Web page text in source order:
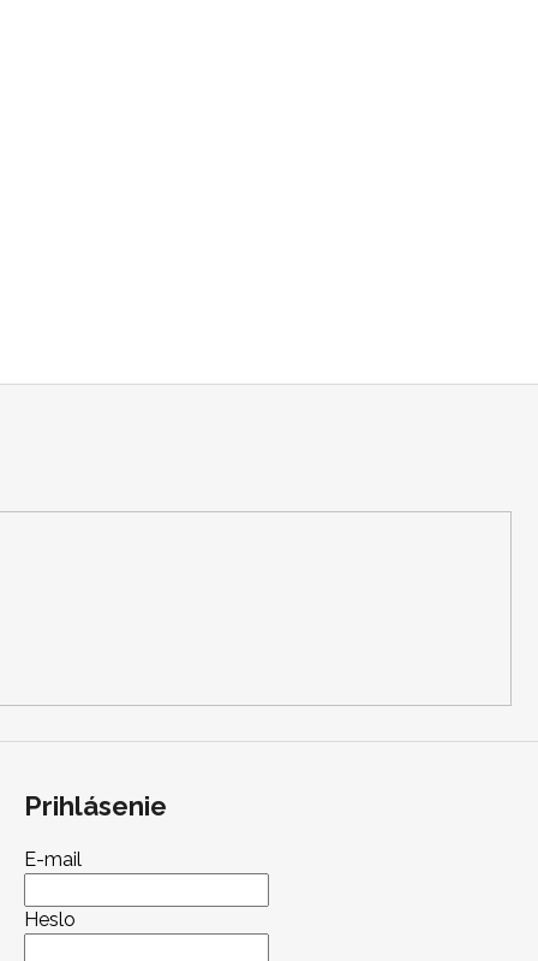
Prihlásenie
E-mail
Heslo